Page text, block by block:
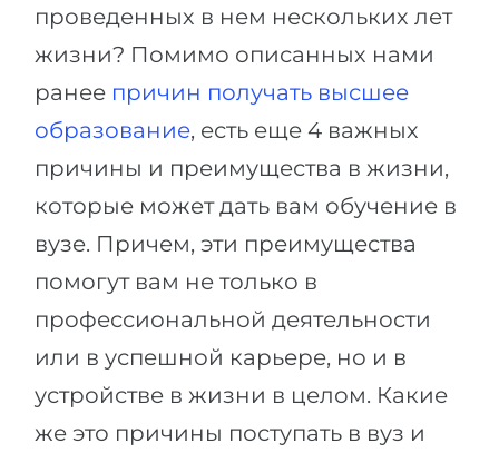
Подготовка к штудиенколлег
Специальные курсы
Математика
Портфолио
ПРОФЕССИИ
Профессии
Специальности
Примеры вакансий
Школы 12 классов (NIS)
Колледжа
IB-Diploma
1 курса
2-3 курса
Бакалавриата
Магистратуры
Инженерия
Физика
проведенных в нем нескольких лет
жизни? Помимо описанных нами
ранее причин получать высшее
образование, есть еще 4 важных
причины и преимущества в жизни,
которые может дать вам обучение в
вузе. Причем, эти преимущества
помогут вам не только в
профессиональной деятельности
или в успешной карьере, но и в
устройстве в жизни в целом. Какие
же это причины поступать в вуз и